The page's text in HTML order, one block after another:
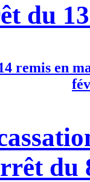
du
remis en
du